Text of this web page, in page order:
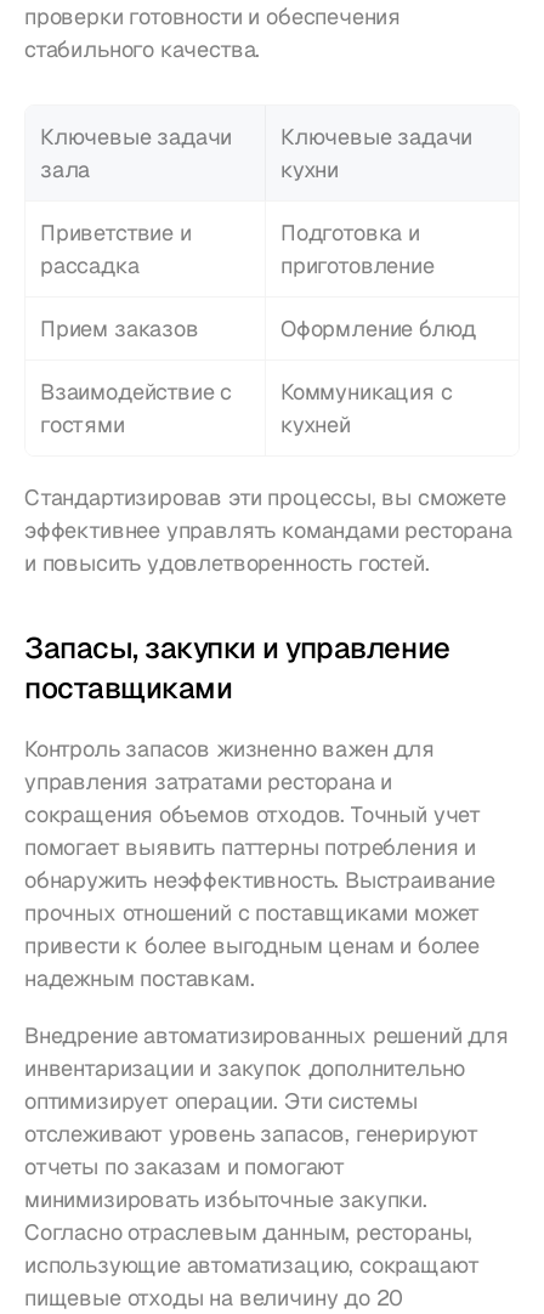
проверки готовности и обеспечения
стабильного качества.
Ключевые задачи
зала
Ключевые задачи
кухни
Приветствие и
рассадка
Подготовка и
приготовление
Прием заказов Оформление блюд
Взаимодействие с
гостями
Коммуникация с
кухней
Стандартизировав эти процессы, вы сможете
эффективнее управлять командами ресторана
и повысить удовлетворенность гостей.
Запасы, закупки и управление
поставщиками
Контроль запасов жизненно важен для
управления затратами ресторана и
сокращения объемов отходов. Точный учет
помогает выявить паттерны потребления и
обнаружить неэффективность. Выстраивание
прочных отношений с поставщиками может
привести к более выгодным ценам и более
надежным поставкам.
Внедрение автоматизированных решений для
инвентаризации и закупок дополнительно
оптимизирует операции. Эти системы
отслеживают уровень запасов, генерируют
отчеты по заказам и помогают
минимизировать избыточные закупки.
Согласно отраслевым данным, рестораны,
использующие автоматизацию, сокращают
пищевые отходы на величину до 20